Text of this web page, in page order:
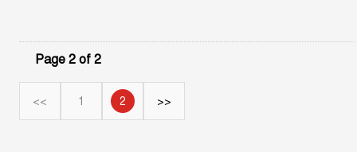
Page 2 of 2
<< 1 2 >>